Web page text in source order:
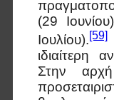
(29
Ιουλίου).[59]
ιδιαίτερη
Στην